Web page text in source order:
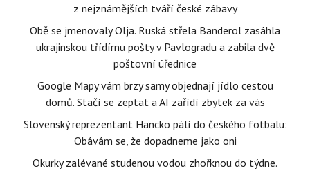
z nejznámějších tváří české zábavy
Obě se jmenovaly Olja. Ruská střela Banderol zasáhla
ukrajinskou třídírnu pošty v Pavlogradu a zabila dvě
poštovní úřednice
Google Mapy vám brzy samy objednají jídlo cestou
domů. Stačí se zeptat a AI zařídí zbytek za vás
Slovenský reprezentant Hancko pálí do českého fotbalu:
Obávám se, že dopadneme jako oni
Okurky zalévané studenou vodou zhořknou do týdne.